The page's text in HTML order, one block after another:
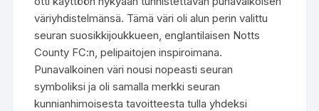
väriyhdistelmänsä. Tämä väri oli alun perin valittu
seuran suosikkijoukkueen, englantilaisen Notts
County FC:n, pelipaitojen inspiroimana.
Punavalkoinen väri nousi nopeasti seuran
symboliksi ja oli samalla merkki seuran
kunnianhimoisesta tavoitteesta tulla yhdeksi